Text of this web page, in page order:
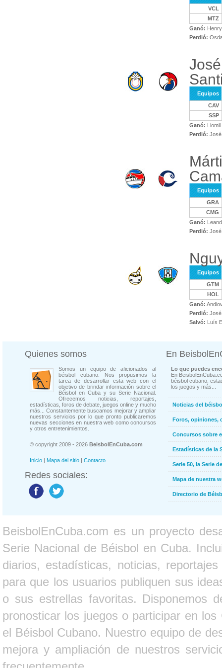
VCL
MTZ
Ganó:
Perdió:
Equipos
CAV
SSP
Ganó:
Perdió:
Equipos
GRA
CMG
Ganó:
Perdió:
Equipos
GTM
HOL
Ganó:
Perdió:
Salvó: Luís
Quienes somos
Somos un equipo de aficionados al
béisbol cubano. Nos propusimos la
tarea de desarrollar esta web con el
objetivo de brindar información sobre el
Béisbol en Cuba y su Serie Nacional.
Ofrecemos noticias, reportajes,
estadísticas, foros de debate, juegos online y mucho
más... Constantemente buscamos mejorar y ampliar
nuestros servicios por lo que pronto publicaremos
nuevas secciones en nuestra web como concursos
y otros entretenimientos.
© copyright 2009 - 2026 BeisbolEnCuba.com
Inicio | Mapa del sitio | Contacto
Redes sociales:
En
Lo que puedes
En
béisbol cubano,
los juegos y más...
Noticias del
Foros, opiniones,
Concursos sobre
Estadísticas de la
Serie 50, la Serie
Mapa de nuestra
Directorio de
BeisbolEnCuba.com es un proyecto
Serie Nacional de Béisbol en Cuba.
diarios, estadísticas, noticias,
para que los usuarios publiquen sus
o sus estrellas favoritas. Disponemos
pronosticar los juegos o participar en
el Béisbol Cubano. Nuestro equipo de
mejora y ampliación de nuestros